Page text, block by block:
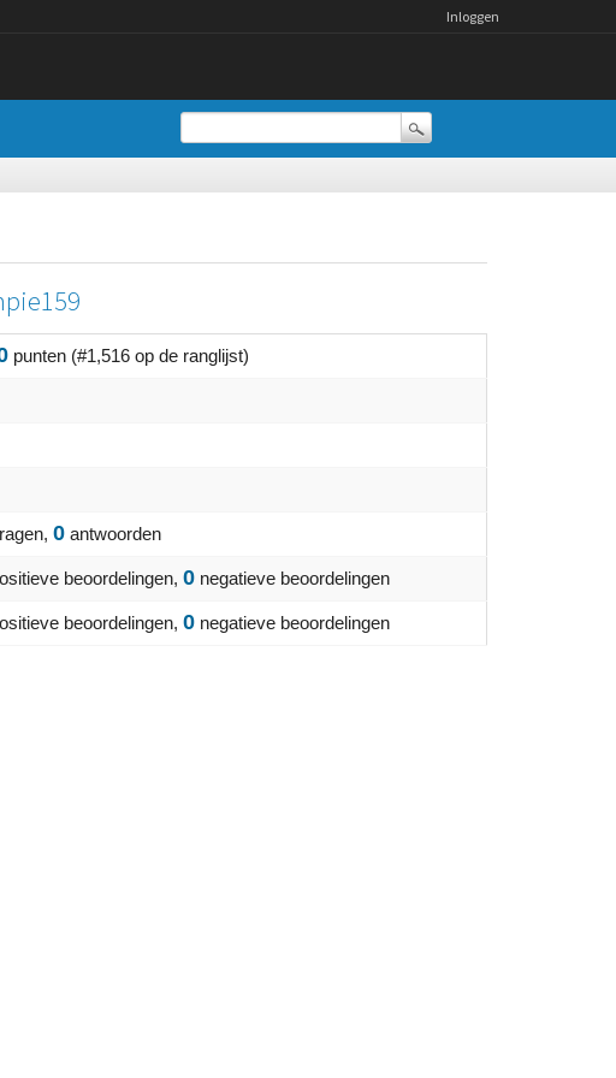
Inloggen
punten (#1,516 op de ranglijst)
0 antwoorden
beoordelingen, 0 negatieve beoordelingen
beoordelingen, 0 negatieve beoordelingen